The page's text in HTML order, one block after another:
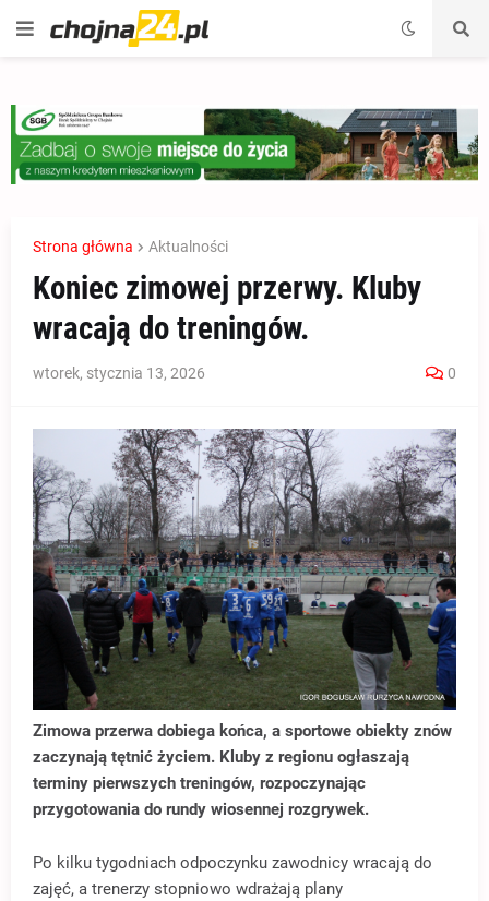
Strona główna Aktualności
Koniec zimowej przerwy. Kluby
wracają do treningów.
wtorek, stycznia 13, 2026 0
Zimowa przerwa dobiega końca, a sportowe obiekty znów
zaczynają tętnić życiem. Kluby z regionu ogłaszają
terminy pierwszych treningów, rozpoczynając
przygotowania do rundy wiosennej rozgrywek.
Po kilku tygodniach odpoczynku zawodnicy wracają do
zajęć, a trenerzy stopniowo wdrażają plany